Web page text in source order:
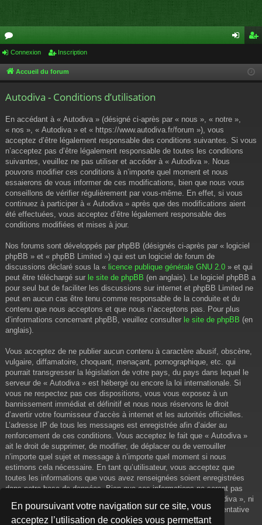
En poursuivant votre navigation sur ce site, vous
acceptez l’utilisation de cookies vous permettant
or
u cri
Connexion Inscription
Accueil du forum
Autodiva - Conditions d’utilisation
En accédant à « Autodiva » (désigné ci-après par « nous », « notre »,
« nos », « Autodiva » et « https://www.autodiva.fr/forum »), vous
acceptez d’être légalement responsable des conditions suivantes. Si vous
n’acceptez pas d’être légalement responsable de toutes les conditions
suivantes, veuillez ne pas utiliser et accéder à « Autodiva ». Nous
pouvons modifier ces conditions à n’importe quel moment et nous
essaierons de vous informer de ces modifications, bien que nous vous
conseillons de vérifier régulièrement par vous-même. En effet, si vous
continuez à participer à « Autodiva » après que des modifications aient
été effectuées, vous acceptez d’être légalement responsable des
conditions modifiées et mises à jour.
Nos forums sont développés par phpBB (désignés ci-après par « logiciel
phpBB » et « phpBB Limited ») qui est un logiciel de forum de
discussions déclaré sous la « licence publique générale GNU 2.0 » et qui
peut être téléchargé sur le site de phpBB (en anglais). Le logiciel phpBB a
pour seul but de faciliter les discussions sur internet et phpBB Limited ne
peut en aucun cas être tenu comme responsable de la conduite et du
contenu que nous acceptons et que nous n’acceptons pas. Pour plus
d’informations concernant phpBB, veuillez consulter le site de phpBB (en
anglais).
Vous acceptez de ne publier aucun contenu à caractère abusif, obscène,
vulgaire, diffamatoire, choquant, menaçant, pornographique, etc. qui
pourrait transgresser la législation de votre pays, du pays dans lequel le
serveur de « Autodiva » est hébergé ou encore la loi internationale. Si
vous ne respectez pas ces dispositions, vous vous exposez à un
bannissement immédiat et définitif et nous nous réservons le droit
d’avertir votre fournisseur d’accès à internet et les autorités officielles.
L’adresse IP de tous les messages est enregistrée afin d’aider au
renforcement de ces conditions. Vous acceptez le fait que « Autodiva »
ait le droit de supprimer, de modifier, de déplacer ou de verrouiller
n’importe quel sujet et message à n’importe quel moment si nous
estimons cela nécessaire. En tant qu’utilisateur, vous acceptez que
toutes les informations que vous avez renseignées soient enregistrées
dans notre base de données. Bien que ces informations ne seront pas
diffusées à une tierce partie sans votre consentement, ni « Autodiva », ni
phpBB, ne pourront être tenus comme responsables en cas de tentative
de piratage informatique visant à compromettre vos données.